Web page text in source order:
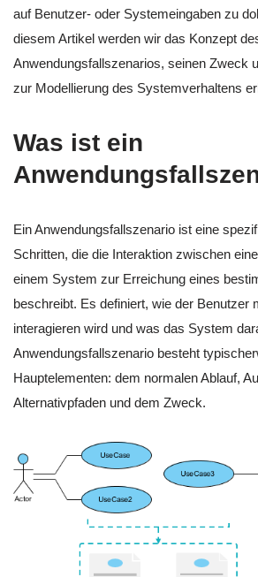
auf Benutzer- oder Systemeingaben zu
diesem Artikel werden wir das Konzept
Anwendungsfallszenarios, seinen Zweck
zur Modellierung des Systemverhaltens
Was ist ein
Ein Anwendungsfallszenario ist eine
Schritten, die die Interaktion zwischen
einem System zur Erreichung eines
beschreibt. Es definiert, wie der Benutzer
interagieren wird und was das System
Anwendungsfallszenario besteht
Hauptelementen: dem normalen Ablauf,
Alternativpfaden und dem Zweck.